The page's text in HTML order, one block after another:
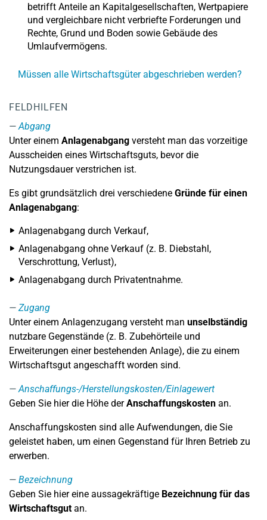
betrifft Anteile an Kapitalgesellschaften, Wertpapiere
und vergleichbare nicht verbriefte Forderungen und
Rechte, Grund und Boden sowie Gebäude des
Umlaufvermögens.
Müssen alle Wirtschaftsgüter abgeschrieben werden?
FELDHILFEN
Abgang
Unter einem Anlagenabgang versteht man das vorzeitige
Ausscheiden eines Wirtschaftsguts, bevor die
Nutzungsdauer verstrichen ist.
Es gibt grundsätzlich drei verschiedene Gründe für einen
Anlagenabgang:
Anlagenabgang durch Verkauf,
Anlagenabgang ohne Verkauf (z. B. Diebstahl,
Verschrottung, Verlust),
Anlagenabgang durch Privatentnahme.
Zugang
Unter einem Anlagenzugang versteht man unselbständig
nutzbare Gegenstände (z. B. Zubehörteile und
Erweiterungen einer bestehenden Anlage), die zu einem
Wirtschaftsgut angeschafft worden sind.
Anschaffungs-/Herstellungskosten/Einlagewert
Geben Sie hier die Höhe derAnschaffungskosten an.
Anschaffungskosten sind alle Aufwendungen, die Sie
geleistet haben, um einen Gegenstand für Ihren Betrieb zu
erwerben.
Bezeichnung
Geben Sie hier eine aussagekräftige Bezeichnung für das
Wirtschaftsgutan.